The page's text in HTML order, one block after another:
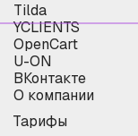
Tilda
YCLIENTS
OpenCart
U-ON
ВКонтакте
О компании
Тарифы